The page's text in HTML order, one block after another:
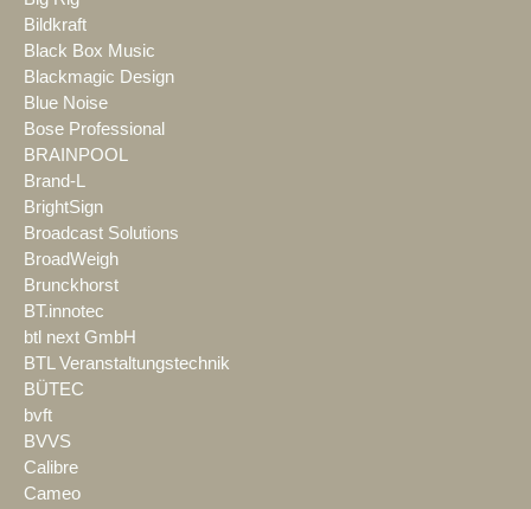
Bildkraft
Black Box Music
Blackmagic Design
Blue Noise
Bose Professional
BRAINPOOL
Brand-L
BrightSign
Broadcast Solutions
BroadWeigh
Brunckhorst
BT.innotec
btl next GmbH
BTL Veranstaltungstechnik
BÜTEC
bvft
BVVS
Calibre
Cameo